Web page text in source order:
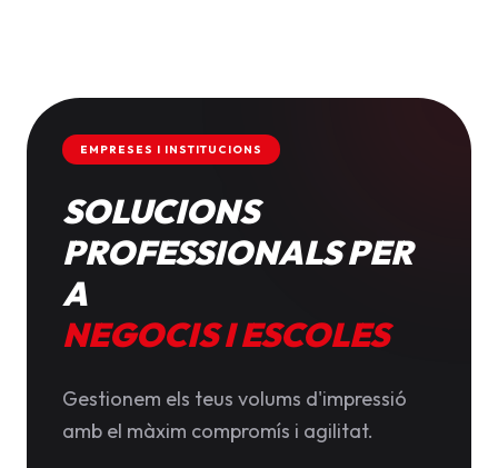
EMPRESES I INSTITUCIONS
SOLUCIONS
PROFESSIONALS PER
A
NEGOCIS I ESCOLES
Gestionem els teus volums d'impressió
amb el màxim compromís i agilitat.